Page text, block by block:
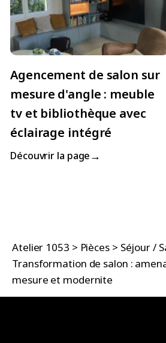
Agencement de salon sur
mesure d'angle : meuble
tv et bibliothèque avec
éclairage intégré
Découvrir la page→
Atelier 1053 > Pièces > Séjour /
Transformation de salon :
mesure et modernite